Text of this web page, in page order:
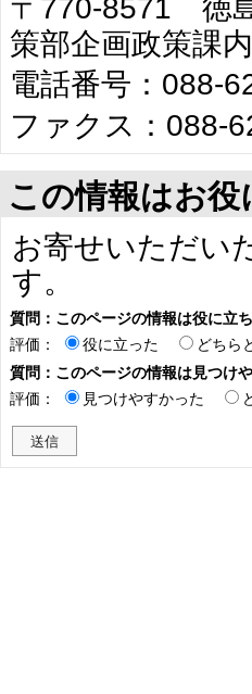
〒770-8571 徳
策部企画政策課内
電話番号：088-
ファクス：088-
この情報はお
お寄せいただい
す。
質問：このページの情報は役に立
評価：
役に立った どちら
質問：このページの情報は見つけ
評価：
見つけやすかった